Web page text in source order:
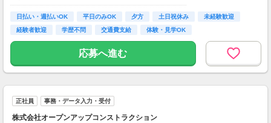
・通勤手当あり
・残業代別途全額支給
日払い・週払いOK 平日のみOK 夕方 土日祝休み
未経験歓迎
経験者歓迎
学歴不問 交通費支給 体験・見学OK
応募へ進む
正社員 事務・データ入力・受付
株式会社オープンアップコンストラクション